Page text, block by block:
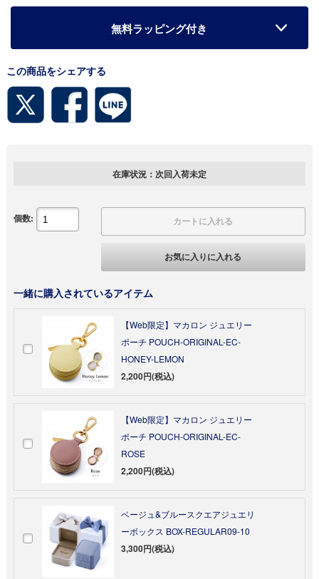
無料ラッピング付き
この商品をシェアする
在庫状況：次回入荷未定
個数: カートに入れる
お気に入りに入れる
一緒に購入されているアイテム
【Web限定】マカロン ジュエリー
ポーチ POUCH-ORIGINAL-EC-
HONEY-LEMON
2,200円(税込)
【Web限定】マカロン ジュエリー
ポーチ POUCH-ORIGINAL-EC-
ROSE
2,200円(税込)
ベージュ&ブルースクエアジュエリ
ーボックス BOX-REGULAR09-10
3,300円(税込)